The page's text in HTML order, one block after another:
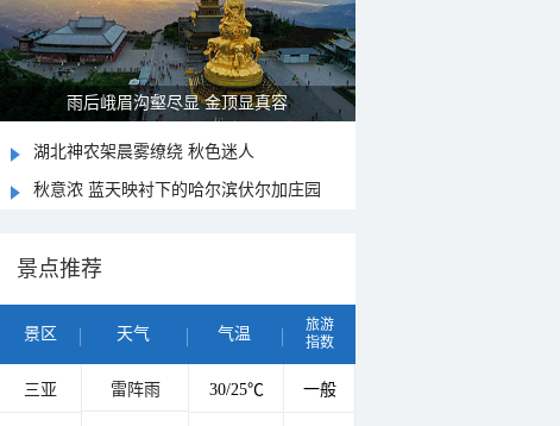
雨后峨眉沟壑尽显 金顶显真容
湖北神农架晨雾缭绕 秋色迷人
秋意浓 蓝天映衬下的哈尔滨伏尔加庄园
景点推荐
景区 天气 气温
旅游
指数
三亚 雷阵雨 30/25℃ 一般